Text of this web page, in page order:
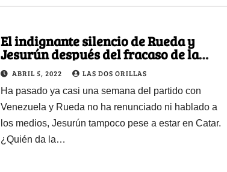
El indignante silencio de Rueda y
Jesurún después del fracaso de la
selección Colombia
ABRIL 5, 2022 LAS DOS ORILLAS
Ha pasado ya casi una semana del partido con
Venezuela y Rueda no ha renunciado ni hablado a
los medios, Jesurún tampoco pese a estar en Catar.
¿Quién da la…